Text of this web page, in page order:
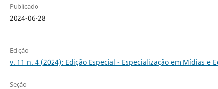
Publicado
2024-06-28
Edição
v. 11 n. 4 (2024): Edição Especial - Especialização em Mídias e
Seção